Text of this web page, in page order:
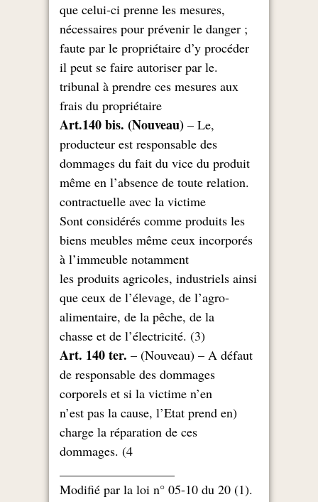
,que celui-ci prenne les mesures
nécessaires pour prévenir le danger ;
faute par le propriétaire d’y procéder
.il peut se faire autoriser par le
tribunal à prendre ces mesures aux
frais du propriétaire
,
Art.140 bis. (Nouveau) – Le
producteur est responsable des
dommages du fait du vice du produit
.même en l’absence de toute relation
contractuelle avec la victime
Sont considérés comme produits les
biens meubles même ceux incorporés
à l’immeuble notamment
les produits agricoles, industriels ainsi
que ceux de l’élevage, de l’agro-
alimentaire, de la pêche, de la
(chasse et de l’électricité. (3
Art. 140 ter. – (Nouveau) – A défaut
de responsable des dommages
corporels et si la victime n’en
(n’est pas la cause, l’Etat prend en
charge la réparation de ces
dommages. (4
.(1) Modifié par la loi n° 05-10 du 20